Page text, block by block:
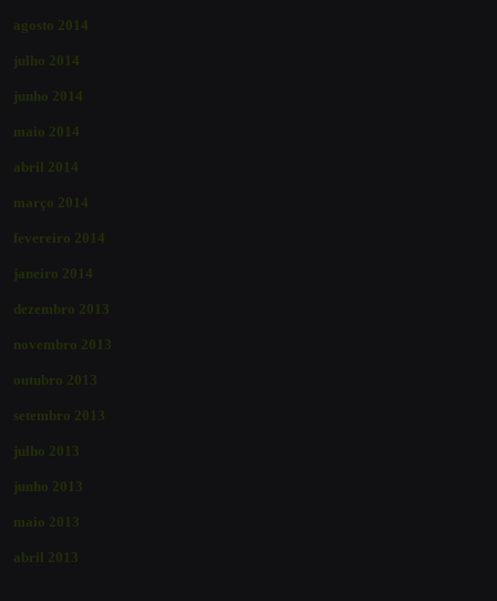
agosto 2014
julho 2014
junho 2014
maio 2014
abril 2014
março 2014
fevereiro 2014
janeiro 2014
dezembro 2013
novembro 2013
outubro 2013
setembro 2013
julho 2013
junho 2013
maio 2013
abril 2013